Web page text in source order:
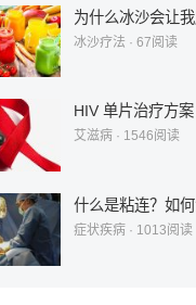
为什么冰沙会让我
冰沙疗法 · 67阅读
HIV 单片治疗方案
艾滋病 · 1546阅读
什么是粘连？如何
症状疾病 · 1013阅读